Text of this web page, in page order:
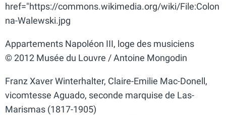
href="https://commons.wikimedia.org/wiki/File:Colon
na-Walewski.jpg
Appartements Napoléon III, loge des musiciens
© 2012 Musée du Louvre / Antoine Mongodin
Franz Xaver Winterhalter, Claire-Emilie Mac-Donell,
vicomtesse Aguado, seconde marquise de Las-
Marismas (1817-1905)